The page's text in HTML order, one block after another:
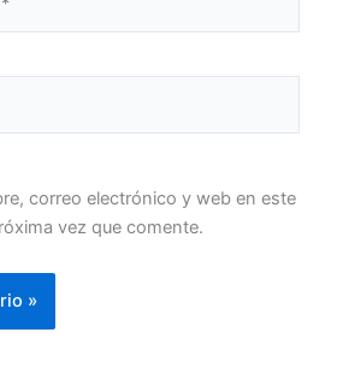
correo electrónico y web en este
vez que comente.